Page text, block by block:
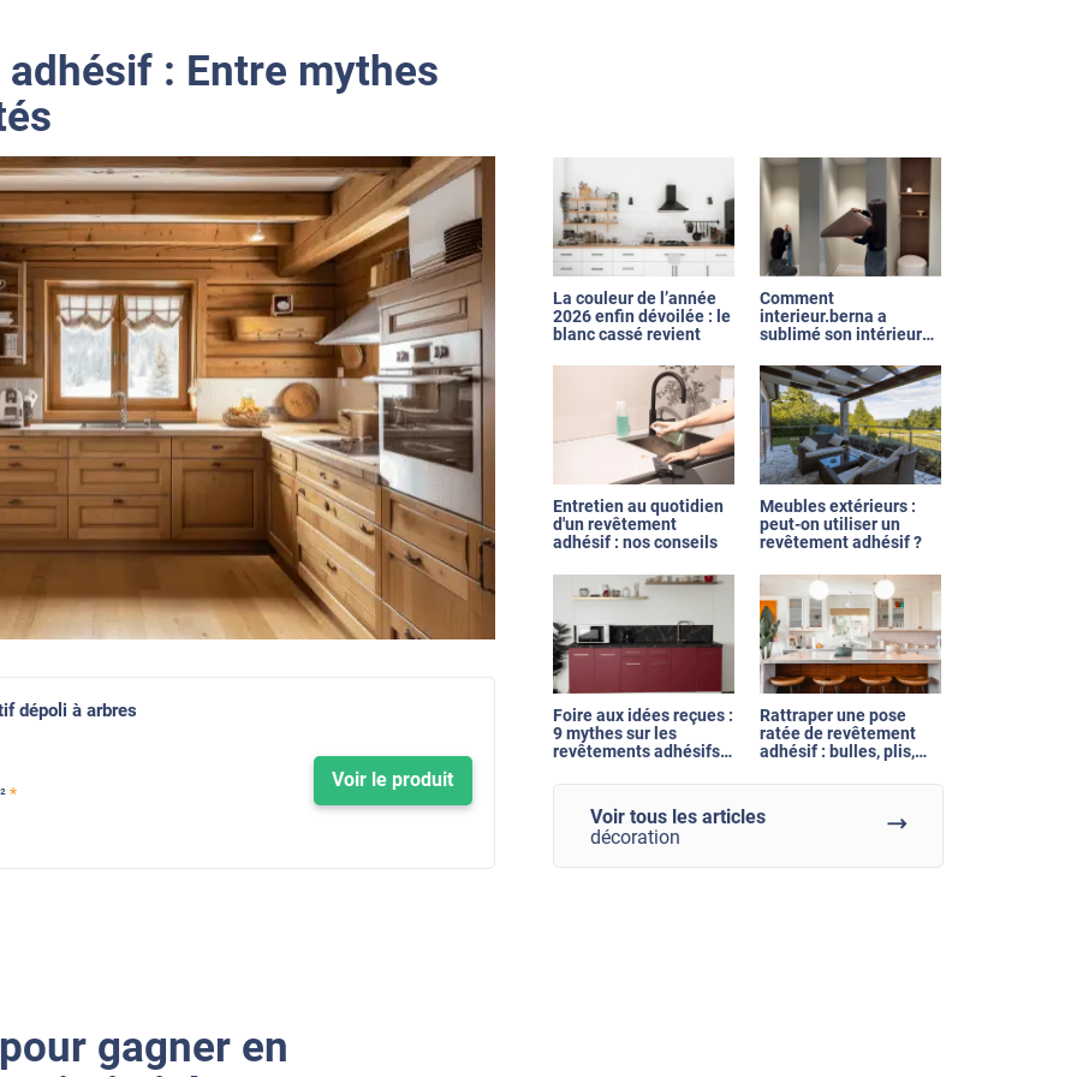
: Entre mythes
dépoli à arbres
*
Voir le produit
La couleur de l’année
2026 enfin dévoilée : le
blanc cassé revient
Comment
interieur.berna a
sublimé son intérieur
adhésifs Luminis Films
?
Entretien au quotidien
d'un revêtement
adhésif : nos conseils
Meubles extérieurs :
peut-on utiliser un
revêtement adhésif ?
Foire aux idées reçues :
9 mythes sur les
revêtements adhésifs
Rattraper une pose
ratée de revêtement
adhésif : bulles, plis,
solutions
Voir tous les articles
décoration
gagner en